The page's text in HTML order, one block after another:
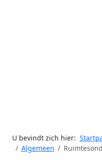
U bevindt zich hier:
Algemeen